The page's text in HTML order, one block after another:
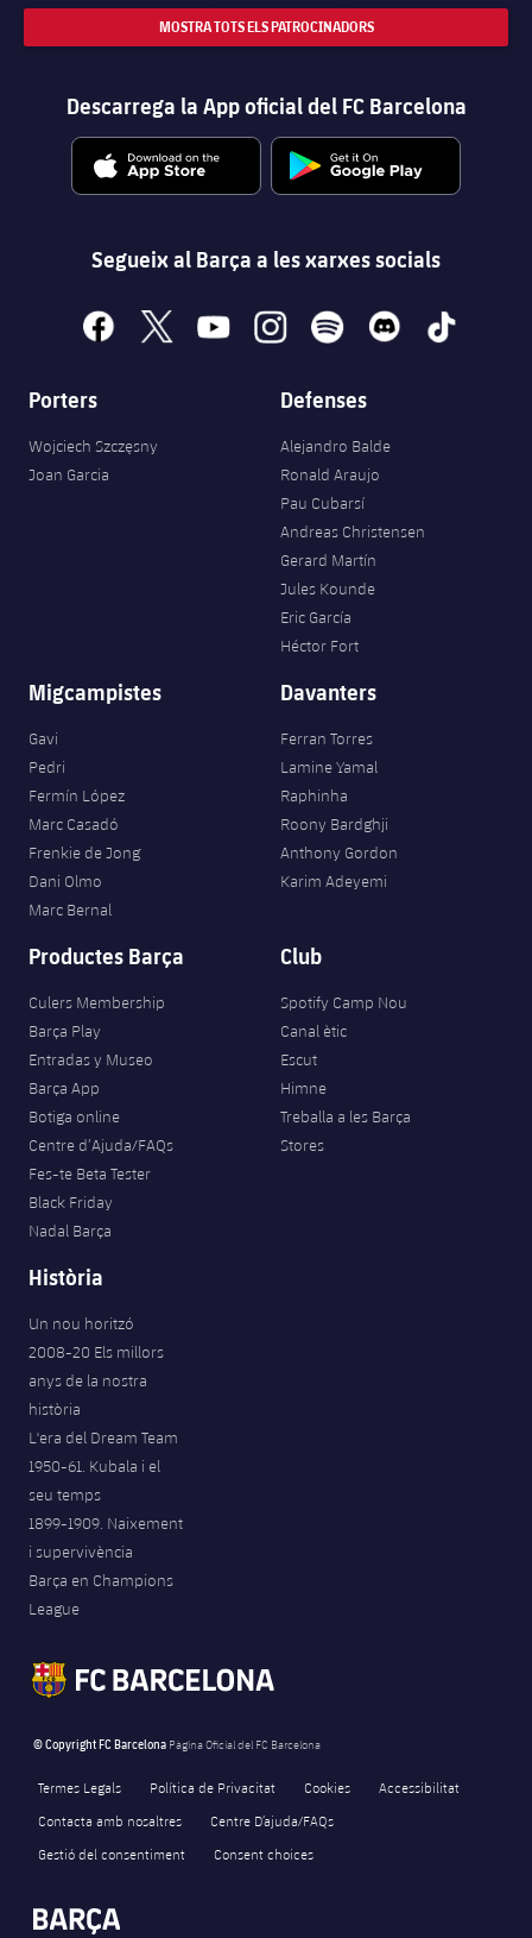
MOSTRA TOTS ELS PATROCINADORS
Descarrega la App oficial del FC Barcelona
Segueix al Barça a les xarxes socials
facebook
x youtubeinstagramspotify discord tiktok
Porters
Wojciech Szczęsny
Joan Garcia
Defenses
Alejandro Balde
Ronald Araujo
Pau Cubarsí
Andreas Christensen
Gerard Martín
Jules Kounde
Eric García
Héctor Fort
Migcampistes
Gavi
Pedri
Fermín López
Marc Casadó
Frenkie de Jong
Dani Olmo
Marc Bernal
Davanters
Ferran Torres
Lamine Yamal
Raphinha
Roony Bardghji
Anthony Gordon
Karim Adeyemi
Productes Barça
Culers Membership
Barça Play
Entradas y Museo
Barça App
Botiga online
Centre d’Ajuda/FAQs
Fes-te Beta Tester
Black Friday
Nadal Barça
Club
Spotify Camp Nou
Canal ètic
Escut
Himne
Treballa a les Barça
Stores
Història
Un nou horitzó
2008-20 Els millors
anys de la nostra
història
L'era del Dream Team
1950-61. Kubala i el
seu temps
1899-1909. Naixement
i supervivència
Barça en Champions
League
© Copyright FC Barcelona Pàgina Oficial del FC Barcelona
Termes Legals Política de Privacitat Cookies
Accessibilitat
Contacta amb nosaltres
Centre D’ajuda/FAQs
Gestió del consentiment
Consent choices